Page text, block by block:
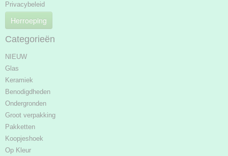
Privacybeleid
Herroeping
Categorieën
NIEUW
Glas
Keramiek
Benodigdheden
Ondergronden
Groot verpakking
Pakketten
Koopjeshoek
Op Kleur